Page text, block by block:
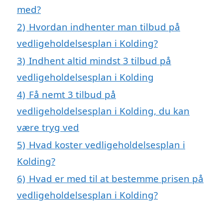
med?
2) Hvordan indhenter man tilbud på
vedligeholdelsesplan i Kolding?
3) Indhent altid mindst 3 tilbud på
vedligeholdelsesplan i Kolding
4) Få nemt 3 tilbud på
vedligeholdelsesplan i Kolding, du kan
være tryg ved
5) Hvad koster vedligeholdelsesplan i
Kolding?
6) Hvad er med til at bestemme prisen på
vedligeholdelsesplan i Kolding?